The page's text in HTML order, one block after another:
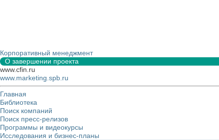
Корпоративный менеджмент
О завершении проекта
www.cfin.ru
www.marketing.spb.ru
Главная
Библиотека
Поиск компаний
Поиск пресс-релизов
Программы и видеокурсы
Исследования и бизнес-планы